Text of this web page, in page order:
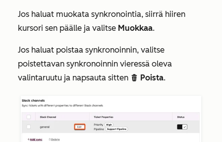
Jos haluat muokata synkronointia, siirrä hiiren
kursori sen päälle ja valitse Muokkaa.
Jos haluat poistaa synkronoinnin, valitse
poistettavan synkronoinnin vieressä oleva
valintaruutu ja napsauta sitten delete Poista.